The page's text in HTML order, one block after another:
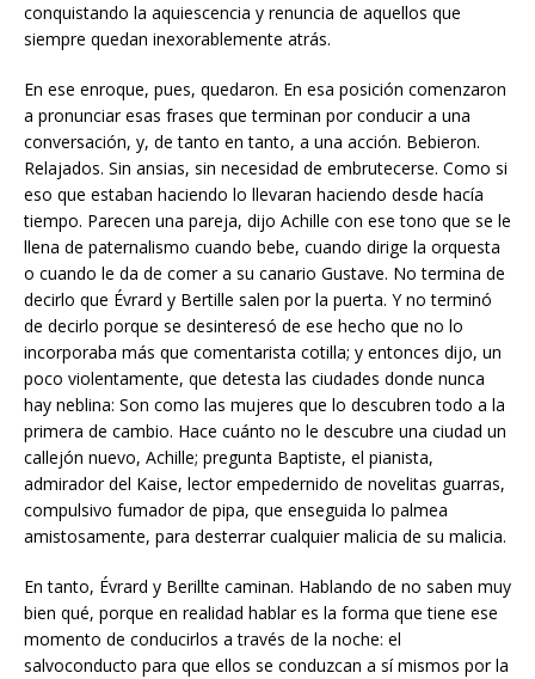
conquistando la aquiescencia y renuncia de aquellos que
siempre quedan inexorablemente atrás.
En ese enroque, pues, quedaron. En esa posición comenzaron
a pronunciar esas frases que terminan por conducir a una
conversación, y, de tanto en tanto, a una acción. Bebieron.
Relajados. Sin ansias, sin necesidad de embrutecerse. Como si
eso que estaban haciendo lo llevaran haciendo desde hacía
tiempo. Parecen una pareja, dijo Achille con ese tono que se le
llena de paternalismo cuando bebe, cuando dirige la orquesta
o cuando le da de comer a su canario Gustave. No termina de
decirlo que Évrard y Bertille salen por la puerta. Y no terminó
de decirlo porque se desinteresó de ese hecho que no lo
incorporaba más que comentarista cotilla; y entonces dijo, un
poco violentamente, que detesta las ciudades donde nunca
hay neblina: Son como las mujeres que lo descubren todo a la
primera de cambio. Hace cuánto no le descubre una ciudad un
callejón nuevo, Achille; pregunta Baptiste, el pianista,
admirador del Kaise, lector empedernido de novelitas guarras,
compulsivo fumador de pipa, que enseguida lo palmea
amistosamente, para desterrar cualquier malicia de su malicia.
En tanto, Évrard y Berillte caminan. Hablando de no saben muy
bien qué, porque en realidad hablar es la forma que tiene ese
momento de conducirlos a través de la noche: el
salvoconducto para que ellos se conduzcan a sí mismos por la